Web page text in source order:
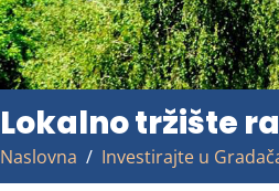
Lokalno tržište
Naslovna Investirajte u